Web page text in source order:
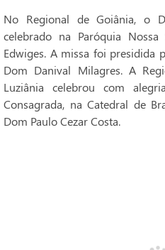
No Regional de Goiânia, o
celebrado na Paróquia
Edwiges. A missa foi presidida
Dom Danival Milagres. A
Luziânia celebrou com
Consagrada, na Catedral de
Dom Paulo Cezar Costa.